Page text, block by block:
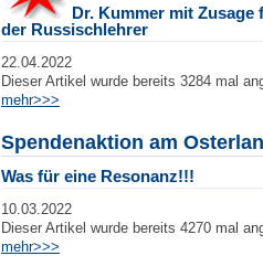
Dr. Kummer mit
der Russischlehrer
22.04.2022
Dieser Artikel wurde bereits 3284 mal
mehr>>>
Spendenaktion am
Was für eine Resonanz!!!
10.03.2022
Dieser Artikel wurde bereits 4270 mal
mehr>>>